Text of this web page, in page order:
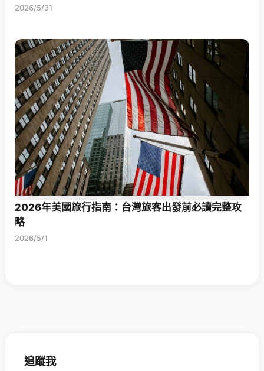
2026/5/31
2026年美國旅行指南：台灣旅客出發前必讀完整攻
略
2026/5/1
追蹤我